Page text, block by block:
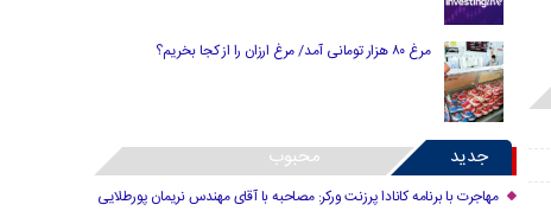
مرغ ۸۰ هزار تومانی آمد/ مرغ ارزان را از کجا بخریم؟
جدید محبوب
مهاجرت با برنامه کانادا پرزنت ورکر: مصاحبه با آقای مهندس نریمان پورطلایی